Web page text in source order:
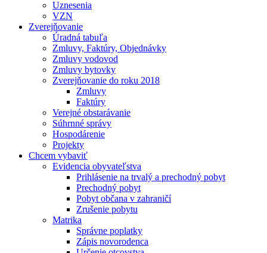
Uznesenia
VZN
Zverejňovanie
Úradná tabuľa
Zmluvy, Faktúry, Objednávky
Zmluvy vodovod
Zmluvy bytovky
Zverejňovanie do roku 2018
Zmluvy
Faktúry
Verejné obstarávanie
Súhrnné správy
Hospodárenie
Projekty
Chcem vybaviť
Evidencia obyvateľstva
Prihlásenie na trvalý a prechodný pobyt
Prechodný pobyt
Pobyt občana v zahraničí
Zrušenie pobytu
Matrika
Správne poplatky
Zápis novorodenca